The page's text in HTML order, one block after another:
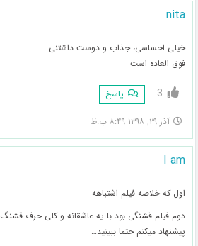
nita
خیلی احساسی، جذاب و دوست داشتنی
فوق العاده است
3 پاسخ
آذر ۲۹, ۱۳۹۸ ۸:۴۹ ب.ظ
I am
اول که خلاصه فیلم اشتباهه
دوم فیلم قشنگی بود با یه عاشقانه و کلی حرف
پیشنهاد میکنم حتما ببینید…